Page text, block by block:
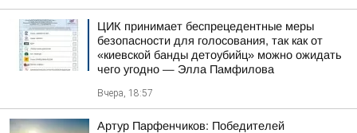
ЦИК принимает беспрецедентные меры
безопасности для голосования, так как от
«киевской банды детоубийц» можно ожидать
чего угодно — Элла Памфилова
Вчера, 18:57
Артур Парфенчиков: Победителей